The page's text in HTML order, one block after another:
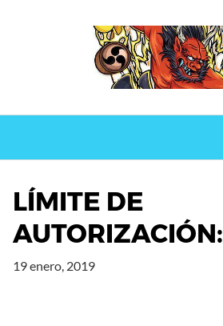
LÍMITE DE
AUTORIZACIÓN:
19 enero, 2019